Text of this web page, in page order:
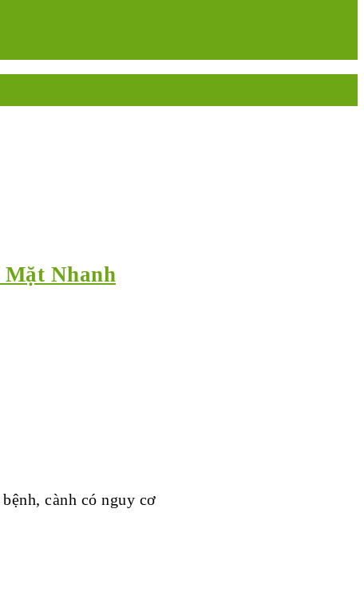
Nhanh
cành có nguy cơ